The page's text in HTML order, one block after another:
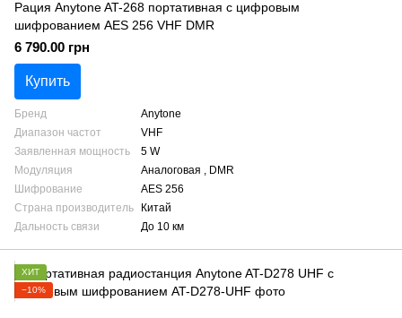
Рация Anytone AT-268 портативная с цифровым
шифрованием AES 256 VHF DMR
6 790.00 грн
Купить
Бренд
Anytone
Диапазон частот
VHF
Заявленная мощность
5 W
Модуляция
Аналоговая , DMR
Шифрование
AES 256
Страна производитель
Китай
Дальность связи
До 10 км
ХИТ
−10%